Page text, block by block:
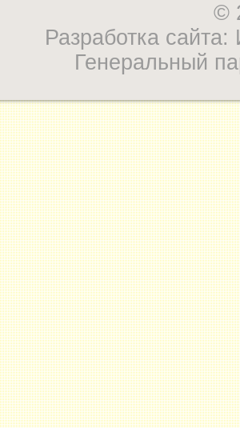
©
Разработка
Генеральный